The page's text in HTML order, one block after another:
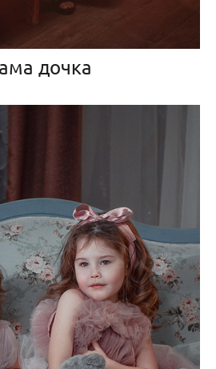
дочка